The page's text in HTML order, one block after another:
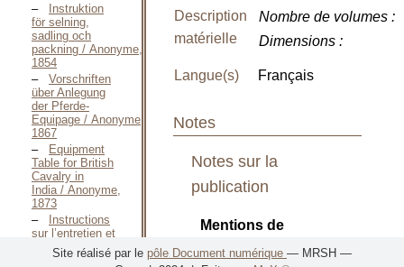
Instruktion
för selning,
sadling och
packning / Anonyme,
1854
Vorschriften
über Anlegung
der Pferde-
Equipage / Anonyme,
1867
Equipment
Table for British
Cavalry in
India / Anonyme,
1873
Instructions
sur l’entretien et
la conservation
des voitures et
Description
matérielle
Nombre de volumes:
Dimensions:
Langue(s) Français
Notes
Notes sur la
publication
Mentions de
responsabilité
Site réalisé par le pôle Document numérique — MRSH —